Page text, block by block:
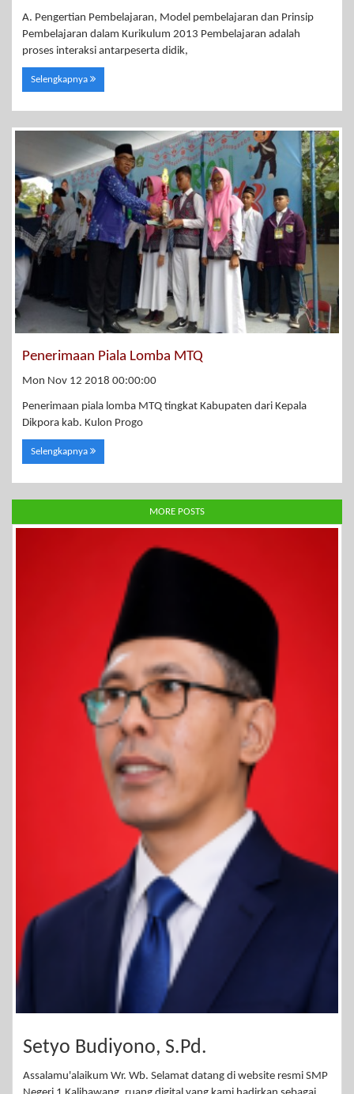
A. Pengertian Pembelajaran, Model pembelajaran dan Prinsip
Pembelajaran dalam Kurikulum 2013 Pembelajaran adalah
proses interaksi antarpeserta didik,
Selengkapnya
Penerimaan Piala Lomba MTQ
Mon Nov 12 2018 00:00:00
Penerimaan piala lomba MTQ tingkat Kabupaten dari Kepala
Dikpora kab. Kulon Progo
Selengkapnya
MORE POSTS
Setyo Budiyono, S.Pd.
Assalamu'alaikum Wr. Wb. Selamat datang di website resmi SMP